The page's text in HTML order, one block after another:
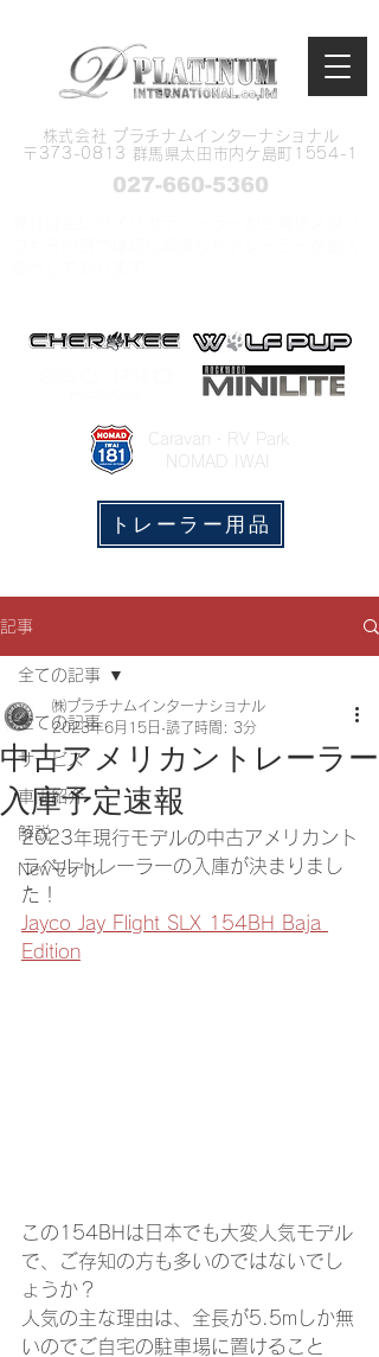
株式会社 プラチナムインターナショナル
​〒373-0813 群馬県太田市内ケ島町1554-1
トレーラー用品
​Caravan・RV Park
NOMAD IWAI
027-660-5360
記事
全ての記事
サービス
車両紹介
解説
Newモデル
全ての記事
中古アメリカントレーラー
入庫予定速報
㈱プラチナムインターナショナル
2023年6月15日 読了時間: 3分
2023年現行モデルの中古アメリカント
ラベルトレーラーの入庫が決まりまし
た！
Jayco Jay Flight SLX 154BH Baja
Edition
この154BHは日本でも大変人気モデル
で、ご存知の方も多いのではないでし
ょうか？
人気の主な理由は、全長が5.5mしか無
いのでご自宅の駐車場に置けること